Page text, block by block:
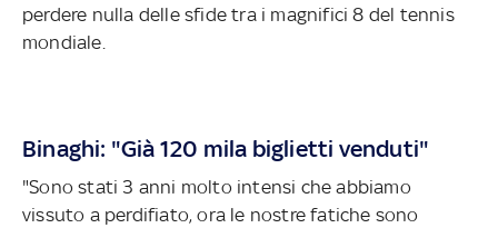
perdere nulla delle sfide tra i magnifici 8 del tennis
mondiale.
Binaghi: "Già 120 mila biglietti venduti"
"Sono stati 3 anni molto intensi che abbiamo
vissuto a perdifiato, ora le nostre fatiche sono